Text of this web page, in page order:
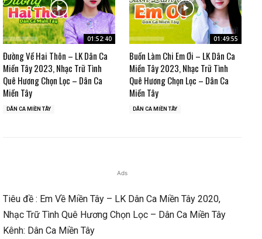
01:52:40
Đường Về Hai Thôn – LK Dân Ca
Miền Tây 2023, Nhạc Trữ Tình
Quê Hương Chọn Lọc – Dân Ca
Miền Tây
DÂN CA MIỀN TÂY
01:49:55
Buồn Làm Chi Em Ơi – LK Dân Ca
Miền Tây 2023, Nhạc Trữ Tình
Quê Hương Chọn Lọc – Dân Ca
Miền Tây
DÂN CA MIỀN TÂY
Ads
Tiêu đề : Em Về Miền Tây – LK Dân Ca Miền Tây 2020,
Nhạc Trữ Tình Quê Hương Chọn Lọc – Dân Ca Miền Tây
Kênh: Dân Ca Miền Tây